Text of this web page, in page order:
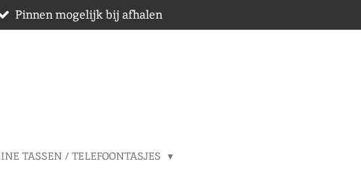
Pinnen mogelijk bij afhalen
TASSEN / TELEFOONTASJES